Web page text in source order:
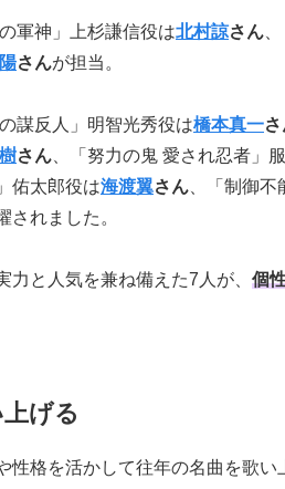
軍神」上杉謙信役は北村諒さん
さんが担当。
謀反人」明智光秀役は橋本真一
さん 、「努力の鬼 愛され忍者」
佑太郎役は海渡翼さん 、「制御
されました。
と人気を兼ね備えた7人が、 個
げる
格を活かして往年の名曲を歌い